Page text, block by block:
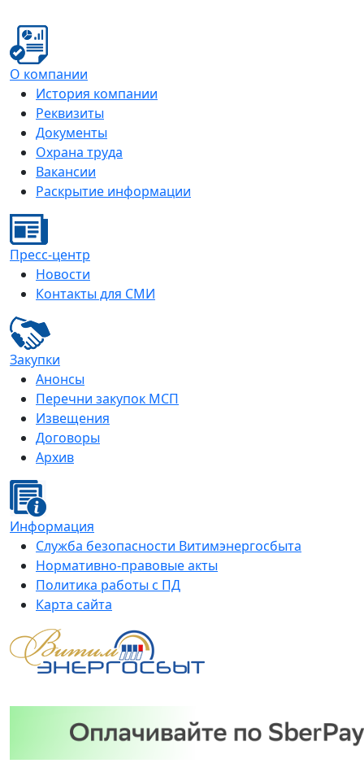
О компании
История компании
Реквизиты
Документы
Охрана труда
Вакансии
Раскрытие информации
Пресс-центр
Новости
Контакты для СМИ
Закупки
Анонсы
Перечни закупок МСП
Извещения
Договоры
Архив
Информация
Служба безопасности Витимэнергосбыта
Нормативно-правовые акты
Политика работы с ПД
Карта сайта